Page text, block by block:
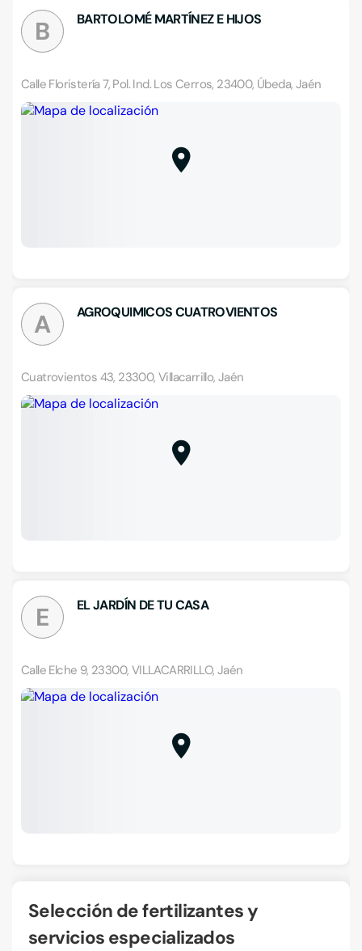
B BARTOLOMÉ MARTÍNEZ E HIJOS
Calle Floristería 7, Pol. Ind. Los Cerros, 23400, Úbeda, Jaén
A AGROQUIMICOS CUATROVIENTOS
Cuatrovientos 43, 23300, Villacarrillo, Jaén
E EL JARDÍN DE TU CASA
Calle Elche 9, 23300, VILLACARRILLO, Jaén
Selección de fertilizantes y
servicios especializados